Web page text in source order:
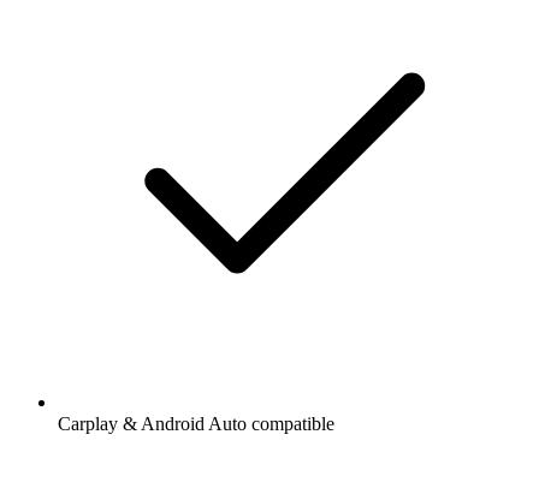
Carplay & Android Auto compatible